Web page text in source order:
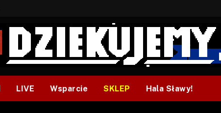
LIVE Wsparcie SKLEP Hala Sławy!